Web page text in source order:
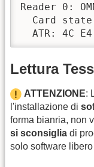
Reader 0:
Card
ATR: 4C
Lettura
ATTENZIONE:
l'installazione di
forma bianria, non
si sconsiglia di
solo software